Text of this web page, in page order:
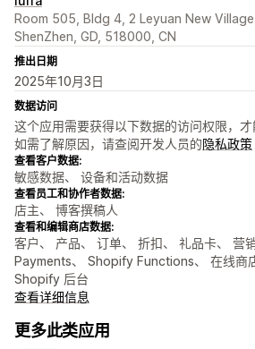
Room 505, Bldg 4, 2 Leyuan New
ShenZhen, GD, 518000, CN
推出日期
2025年10月3日
数据访问
这个应用需要获得以下数据的访问权限，才
如需了解原因，请查阅开发人员的隐私政策
查看客户数据:
敏感数据、 设备和活动数据
查看员工和协作者数据:
店主、 博客撰稿人
查看和编辑商店数据:
客户、 产品、 订单、 折扣、 礼品卡、 营
Payments、 Shopify Functions、 在线商
Shopify 后台
查看详细信息
更多此类应用